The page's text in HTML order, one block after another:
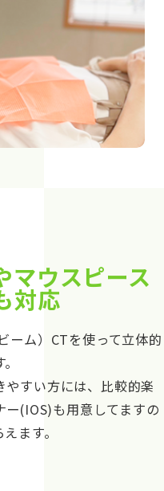
マウスピース
対応
ーム）CTを使って立体的
すい方には、比較的楽
(IOS)も用意してますの
ます。